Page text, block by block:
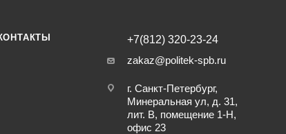
+7(812) 320-23-24
zakaz@politek-spb.ru
г. Санкт-Петербург,
Минеральная ул, д. 31,
лит. В, помещение 1-Н,
офис 23